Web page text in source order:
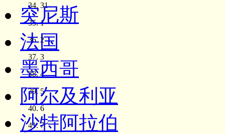
31
1
2
3
4
5
6
7
突尼斯
法国
墨西哥
阿尔及利亚
沙特阿拉伯